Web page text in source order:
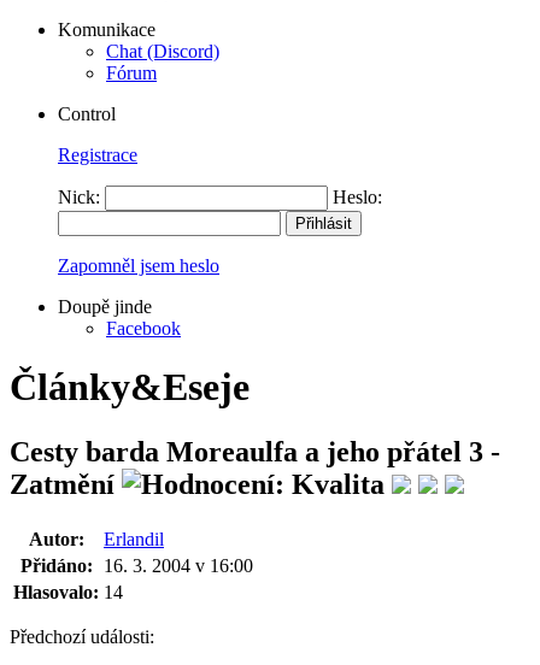
Komunikace
Chat (Discord)
Fórum
Control
Registrace
Nick: Heslo:
Zapomněl jsem heslo
Doupě jinde
Facebook
Články&Eseje
Cesty barda Moreaulfa a jeho přátel 3 -
Zatmění
Autor:
Erlandil
Přidáno:
16. 3. 2004 v 16:00
Hlasovalo: 14
Předchozí události: